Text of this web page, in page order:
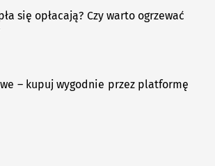
się opłacają? Czy warto ogrzewać
– kupuj wygodnie przez platformę